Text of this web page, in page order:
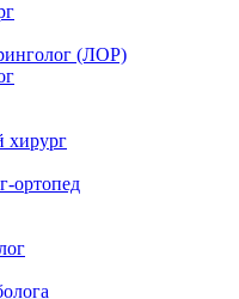
(ЛОР)
хирург
ортопед